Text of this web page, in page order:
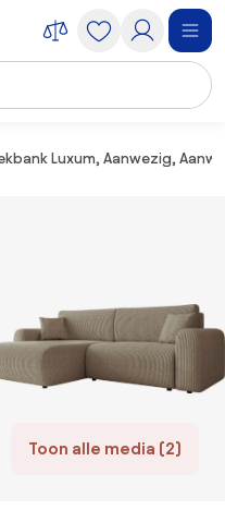
Luxum, Aanwezig,
Toon alle media (2)